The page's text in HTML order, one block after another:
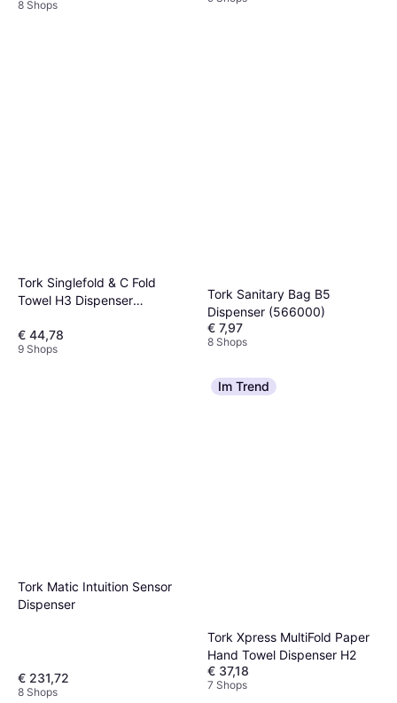
8 Shops
Tork Singlefold & C Fold
Towel H3 Dispenser
€ 44,78
9 Shops
Tork Sanitary Bag B5
Dispenser (566000)
€ 7,97
8 Shops
Tork Matic Intuition Sensor
Dispenser
€ 231,72
8 Shops
Im Trend
Tork Xpress MultiFold Paper
Hand Towel Dispenser H2
€ 37,18
7 Shops